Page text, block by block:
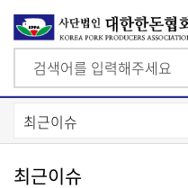
상
단
모
최근이슈